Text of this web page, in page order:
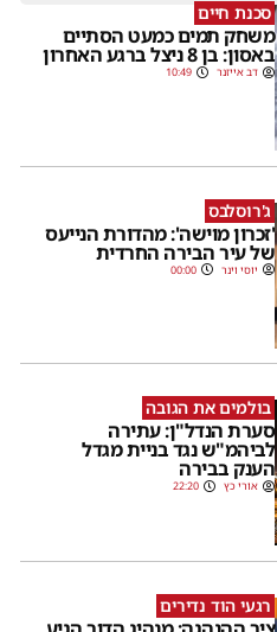
סכנת חיים
משחק תמים כמעט הסתיים
באסון: בן 8 ניצל ברגע האחרון
דב אייזנר 10:49
ג'רוסלבס
'זכרון מוישה': מהדורת הנייעס
של עיר הבירה החרדית
יוסי וינר 00:00
בולמים את הגובה
סערת הנדל"ן: עתירה
לביהמ"ש נגד בניית מגדל
הענק בבירה
אורי כץ 22:20
רגעי הוד נדירים